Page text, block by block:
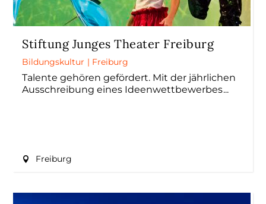
Stiftung Junges Theater Freiburg
Bildungskultur | Freiburg
Talente gehören gefördert. Mit der jährlichen
Ausschreibung eines Ideenwettbewerbes
Freiburg